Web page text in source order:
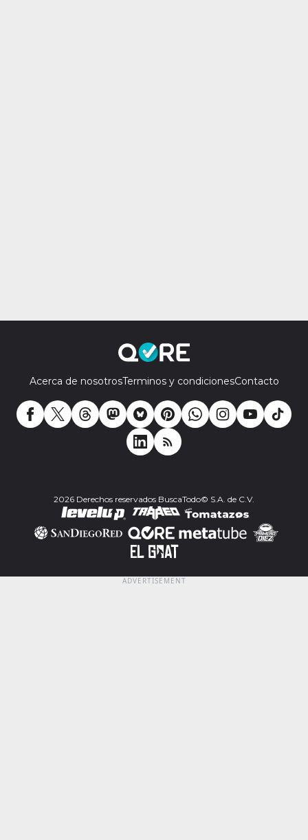
Acerca de nosotrosTerminos y condicionesContacto
2026 Derechos reservados BuscaTodo© S.A. de C.V.